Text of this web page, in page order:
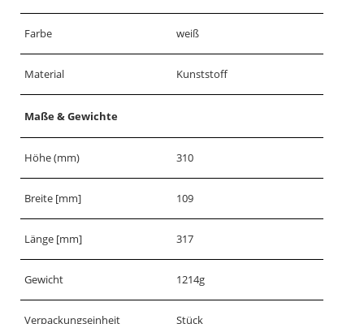
Farbe weiß
Material Kunststoff
Maße & Gewichte
Höhe (mm) 310
Breite [mm] 109
Länge [mm] 317
Gewicht 1214g
Verpackungseinheit Stück